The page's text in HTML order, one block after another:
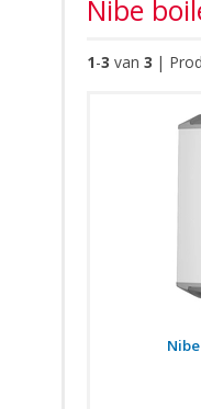
Nibe
1-3 van 3 |